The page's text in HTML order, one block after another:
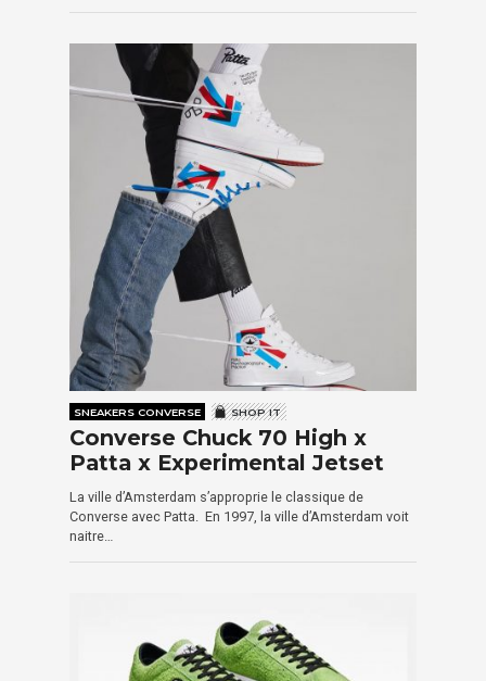
SNEAKERS CONVERSE SHOP IT
Converse Chuck 70 High x
Patta x Experimental Jetset
La ville d’Amsterdam s’approprie le classique de
Converse avec Patta. En 1997, la ville d’Amsterdam voit
naitre…